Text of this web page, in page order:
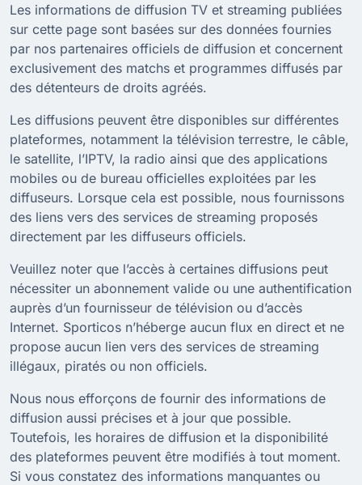
Les informations de diffusion TV et streaming publiées
sur cette page sont basées sur des données fournies
par nos partenaires officiels de diffusion et concernent
exclusivement des matchs et programmes diffusés par
des détenteurs de droits agréés.
Les diffusions peuvent être disponibles sur différentes
plateformes, notamment la télévision terrestre, le câble,
le satellite, l’IPTV, la radio ainsi que des applications
mobiles ou de bureau officielles exploitées par les
diffuseurs. Lorsque cela est possible, nous fournissons
des liens vers des services de streaming proposés
directement par les diffuseurs officiels.
Veuillez noter que l’accès à certaines diffusions peut
nécessiter un abonnement valide ou une authentification
auprès d’un fournisseur de télévision ou d’accès
Internet. Sporticos n’héberge aucun flux en direct et ne
propose aucun lien vers des services de streaming
illégaux, piratés ou non officiels.
Nous nous efforçons de fournir des informations de
diffusion aussi précises et à jour que possible.
Toutefois, les horaires de diffusion et la disponibilité
des plateformes peuvent être modifiés à tout moment.
Si vous constatez des informations manquantes ou